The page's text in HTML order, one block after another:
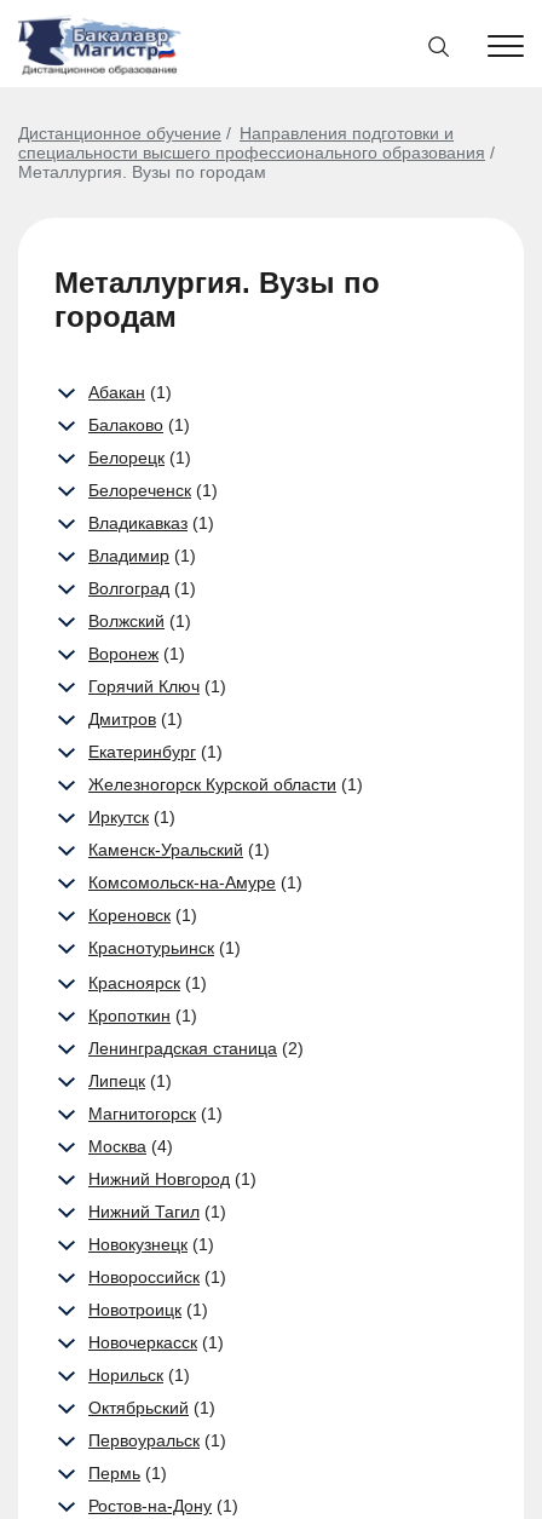
Дистанционное обучение
Направления подготовки и
специальности высшего профессионального образования
Металлургия. Вузы по городам
Металлургия. Вузы по
городам
Абакан (1)
Балаково (1)
Белорецк (1)
Белореченск (1)
Владикавказ (1)
Владимир (1)
Волгоград (1)
Волжский (1)
Воронеж (1)
Горячий Ключ (1)
Дмитров (1)
Екатеринбург (1)
Железногорск Курской области (1)
Иркутск (1)
Каменск-Уральский (1)
Комсомольск-на-Амуре (1)
Кореновск (1)
Краснотурьинск (1)
Красноярск (1)
Кропоткин (1)
Ленинградская станица (2)
Липецк (1)
Магнитогорск (1)
Москва (4)
Нижний Новгород (1)
Нижний Тагил (1)
Новокузнецк (1)
Новороссийск (1)
Новотроицк (1)
Новочеркасск (1)
Норильск (1)
Октябрьский (1)
Первоуральск (1)
Пермь (1)
Ростов-на-Дону (1)